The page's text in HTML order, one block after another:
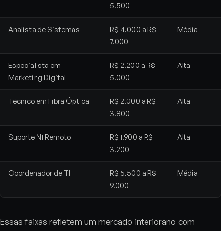
5.500
Analista de Sistemas
R$ 4.000 a R$
7.000
Média
Especialista em
Marketing Digital
R$ 2.200 a R$
5.000
Alta
Técnico em Fibra Óptica
R$ 2.000 a R$
3.800
Alta
Suporte N1 Remoto
R$ 1.900 a R$
3.200
Alta
Coordenador de TI
R$ 5.500 a R$
9.000
Média
Essas faixas refletem um mercado interiorano com